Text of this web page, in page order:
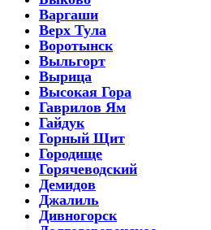
Варгаши
Верх Тула
Воротынск
Выльгорт
Вырица
Высокая Гора
Гаврилов Ям
Гайдук
Горный Щит
Городище
Горячеводский
Демидов
Джалиль
Дивногорск